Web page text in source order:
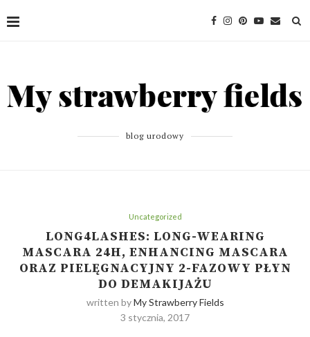
blog urodowy
Uncategorized
LONG4LASHES: LONG-WEARING
MASCARA 24H, ENHANCING MASCARA
ORAZ PIELĘGNACYJNY 2-FAZOWY PŁYN
DO DEMAKIJAŻU
written byMy Strawberry Fields
3 stycznia, 2017